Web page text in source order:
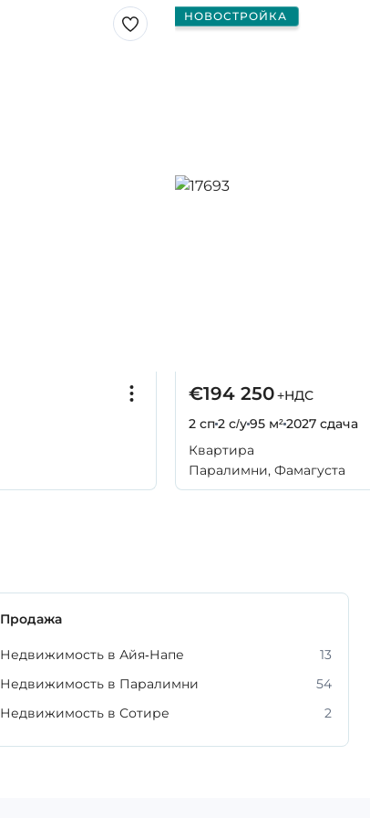
НОВОСТРОЙКА
€194 250+НДС
2 сп2 с/у95 м²2027 сдача
Квартира
Паралимни, Фамагуста
Продажа
Недвижимость в Айя-Напе
13
Недвижимость в Паралимни
54
Недвижимость в Сотире
2